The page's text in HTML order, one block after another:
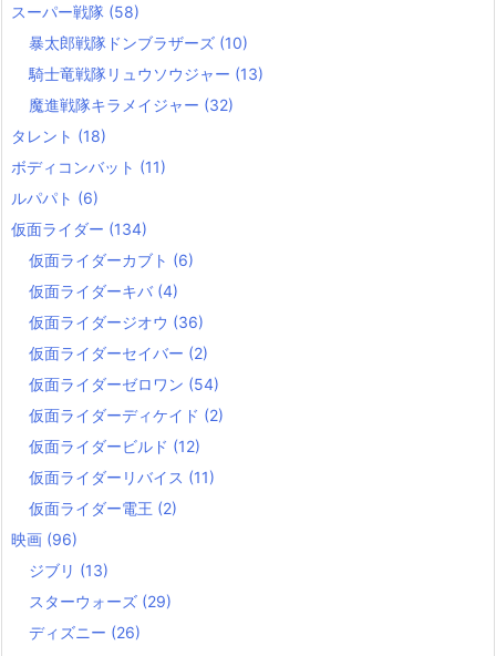
スーパー戦隊 (58)
暴太郎戦隊ドンブラザーズ (10)
騎士竜戦隊リュウソウジャー (13)
魔進戦隊キラメイジャー (32)
タレント (18)
ボディコンバット (11)
ルパパト (6)
仮面ライダー (134)
仮面ライダーカブト (6)
仮面ライダーキバ (4)
仮面ライダージオウ (36)
仮面ライダーセイバー (2)
仮面ライダーゼロワン (54)
仮面ライダーディケイド (2)
仮面ライダービルド (12)
仮面ライダーリバイス (11)
仮面ライダー電王 (2)
映画 (96)
ジブリ (13)
スターウォーズ (29)
ディズニー (26)